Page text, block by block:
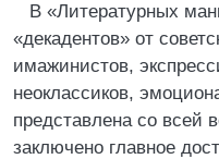
В «Литературных
«декадентов» от
имажинистов,
неоклассиков,
представлена со всей
заключено главное